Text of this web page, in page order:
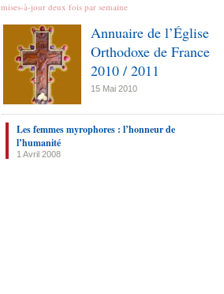
mises-à-jour deux fois par semaine
Annuaire de l’Église
Orthodoxe de France
2010 / 2011
15 Mai 2010
Les femmes myrophores : l’honneur de
l’humanité
1 Avril 2008